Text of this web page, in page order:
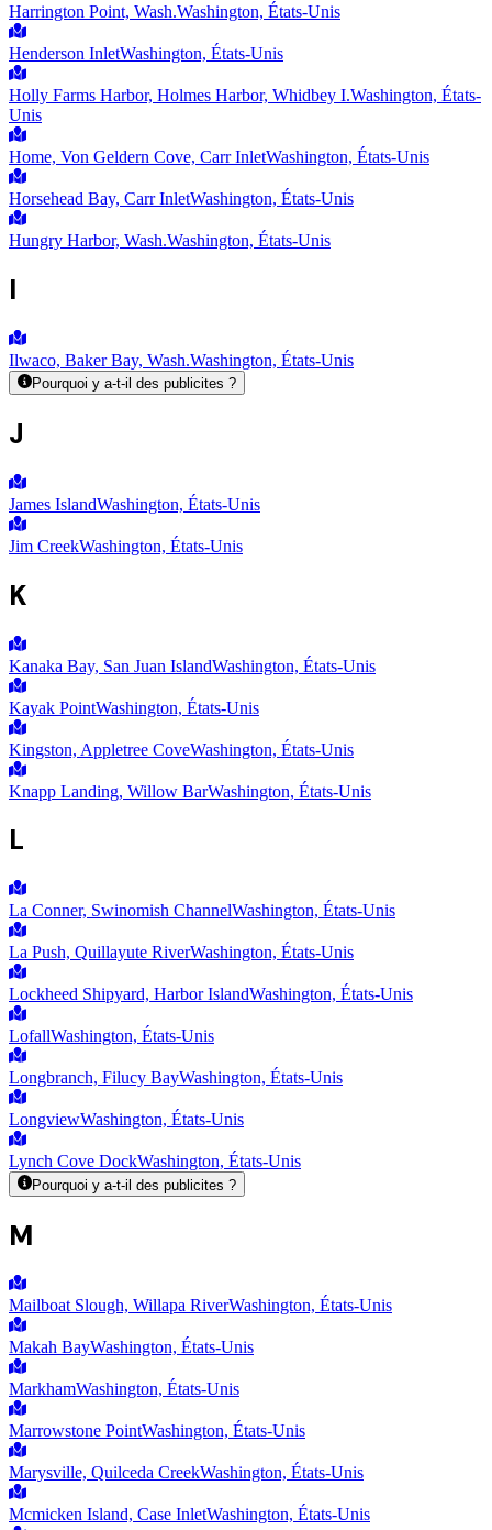
Harrington Point, Wash.Washington, États-Unis
Henderson InletWashington, États-Unis
Holly Farms Harbor, Holmes Harbor, Whidbey I.Washington, États-
Unis
Home, Von Geldern Cove, Carr InletWashington, États-Unis
Horsehead Bay, Carr InletWashington, États-Unis
Hungry Harbor, Wash.Washington, États-Unis
I
Ilwaco, Baker Bay, Wash.Washington, États-Unis
Pourquoi y a-t-il des publicites ?
J
James IslandWashington, États-Unis
Jim CreekWashington, États-Unis
K
Kanaka Bay, San Juan IslandWashington, États-Unis
Kayak PointWashington, États-Unis
Kingston, Appletree CoveWashington, États-Unis
Knapp Landing, Willow BarWashington, États-Unis
L
La Conner, Swinomish ChannelWashington, États-Unis
La Push, Quillayute RiverWashington, États-Unis
Lockheed Shipyard, Harbor IslandWashington, États-Unis
LofallWashington, États-Unis
Longbranch, Filucy BayWashington, États-Unis
LongviewWashington, États-Unis
Lynch Cove DockWashington, États-Unis
Pourquoi y a-t-il des publicites ?
M
Mailboat Slough, Willapa RiverWashington, États-Unis
Makah BayWashington, États-Unis
MarkhamWashington, États-Unis
Marrowstone PointWashington, États-Unis
Marysville, Quilceda CreekWashington, États-Unis
Mcmicken Island, Case InletWashington, États-Unis